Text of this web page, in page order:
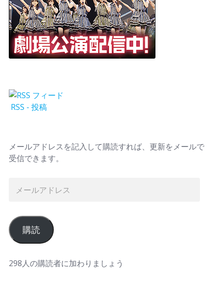
RSS - 投稿
メールアドレスを記入して購読すれば、更新をメールで
受信できます。
購読
298人の購読者に加わりましょう